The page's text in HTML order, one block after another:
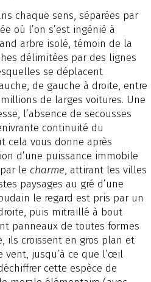
chaque sens, séparées par
où l’on s’est ingénié à
arbre isolé, témoin de la
délimitées par des lignes
se déplacent
de gauche à droite, entre
de larges voitures. Une
l’absence de secousses
continuité du
cela vous donne après
d’une puissance immobile
le charme, attirant les villes
paysages au gré d’une
le regard est pris par un
puis mitraillé à bout
panneaux de toutes formes
ils croissent en gros plan et
vent, jusqu’à ce que l’œil
cette espèce de